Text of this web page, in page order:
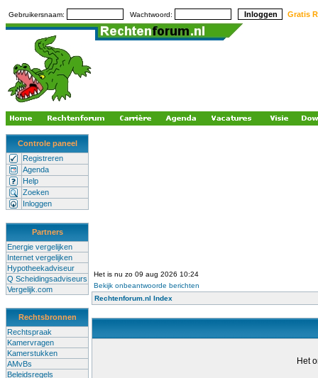
Gebruikersnaam: Wachtwoord: Gratis
Controle paneel
Registreren
Agenda
Help
Zoeken
Inloggen
Partners
Energie vergelijken
Internet vergelijken
Hypotheekadviseur
Q Scheidingsadviseurs
Vergelijk.com
Rechtsbronnen
Rechtspraak
Kamervragen
Kamerstukken
AMvBs
Beleidsregels
Het is nu zo 09 aug 2026 10:24
Bekijk onbeantwoorde berichten
Rechtenforum.nl Index
Het